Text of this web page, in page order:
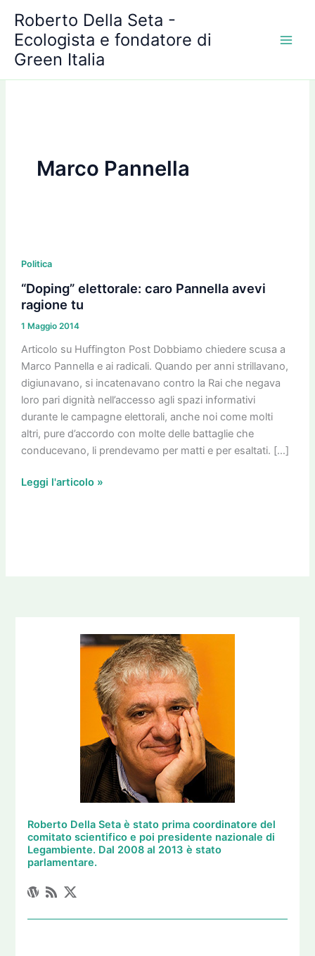
contenuto
Roberto Della Seta -
Ecologista e fondatore di
Green Italia
Marco Pannella
Politica
“Doping” elettorale: caro Pannella avevi
ragione tu
1 Maggio 2014
Articolo su Huffington Post Dobbiamo chiedere scusa a
Marco Pannella e ai radicali. Quando per anni strillavano,
digiunavano, si incatenavano contro la Rai che negava
loro pari dignità nell’accesso agli spazi informativi
durante le campagne elettorali, anche noi come molti
altri, pure d’accordo con molte delle battaglie che
conducevano, li prendevamo per matti e per esaltati. […]
elettorale:
caro
Pannella
avevi
ragione
tu
Leggi l'articolo »
Roberto Della Seta è stato prima coordinatore del
comitato scientifico e poi presidente nazionale di
Legambiente. Dal 2008 al 2013 è stato
parlamentare.
r
c
h